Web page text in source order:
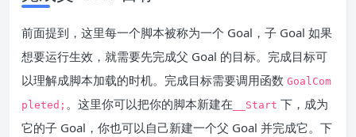
前面提到，这里每一个脚本被称为一个 Goal，子 Goal 如果
想要运行生效，就需要先完成父 Goal 的目标。完成目标可
以理解成脚本加载的时机。完成目标需要调用函数 GoalCom
pleted ; 。这里你可以把你的脚本新建在 __Start 下，成为
它的子 Goal，你也可以自己新建一个父 Goal 并完成它。下